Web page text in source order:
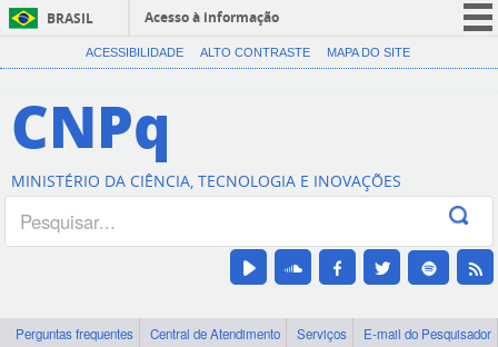
BRASIL
Acesso à informação
CORONAVÍRUS (COVID-19)
Canais
ACESSIBILIDADE ALTO CONTRASTE MAPA DO SITE
CNPq
MINISTÉRIO DA CIÊNCIA, TECNOLOGIA E INOVAÇÕES
Perguntas frequentes Central de Atendimento Serviços
E-mail do Pesquisador